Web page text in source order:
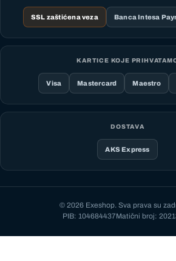
SSL zaštićena veza Banca Intesa
KARTICE KOJE
Visa Mastercard Maestro
DOSTAVA
AKS Express
© 2026 Exeshop. Sva prava su
PIB: 104684437Matični broj: